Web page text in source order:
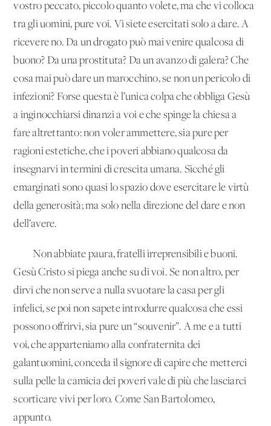
vostro peccato, piccolo quanto volete, ma che vi colloca
tra gli uomini, pure voi. Vi siete esercitati solo a dare. A
ricevere no. Da un drogato può mai venire qualcosa di
buono? Da una prostituta? Da un avanzo di galera? Che
cosa mai può dare un marocchino, se non un pericolo di
infezioni? Forse questa è l’unica colpa che obbliga Gesù
a inginocchiarsi dinanzi a voi e che spinge la chiesa a
fare altrettanto: non voler ammettere, sia pure per
ragioni estetiche, che i poveri abbiano qualcosa da
insegnarvi in termini di crescita umana. Sicché gli
emarginati sono quasi lo spazio dove esercitare le virtù
della generosità; ma solo nella direzione del dare e non
dell’avere.
Non abbiate paura, fratelli irreprensibili e buoni.
Gesù Cristo si piega anche su di voi. Se non altro, per
dirvi che non serve a nulla svuotare la casa per gli
infelici, se poi non sapete introdurre qualcosa che essi
possono offrirvi, sia pure un “souvenir”. A me e a tutti
voi, che apparteniamo alla confraternita dei
galantuomini, conceda il signore di capire che metterci
sulla pelle la camicia dei poveri vale di più che lasciarci
scorticare vivi per loro. Come San Bartolomeo,
appunto.